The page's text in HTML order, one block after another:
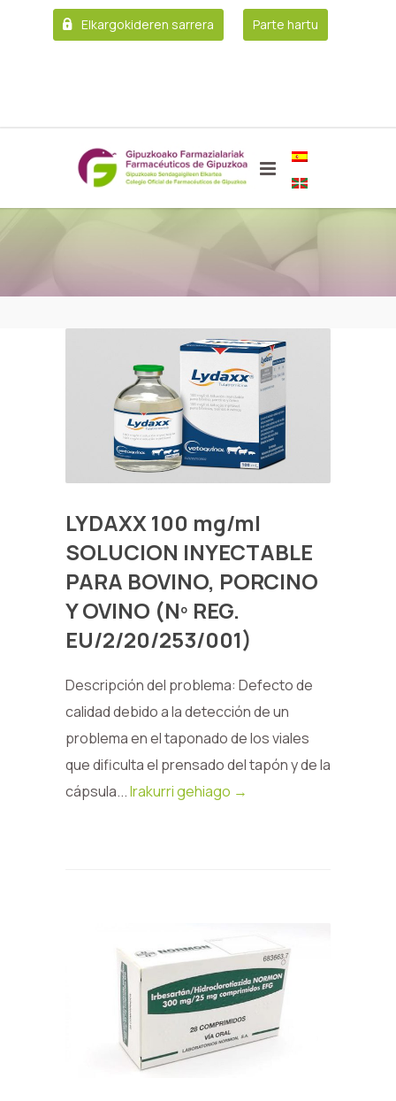
Elkargokideren sarrera Parte hartu
LYDAXX 100 mg/ml
SOLUCION INYECTABLE
PARA BOVINO, PORCINO
Y OVINO (Nº REG.
EU/2/20/253/001)
Descripción del problema: Defecto de
calidad debido a la detección de un
problema en el taponado de los viales
que dificulta el prensado del tapón y de la
cápsula...Irakurri gehiago →